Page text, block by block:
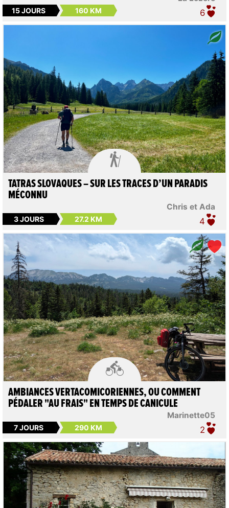
15 JOURS 160 KM 6

Chris et Ada
TATRAS SLOVAQUES – SUR LES TRACES D’UN PARADIS
MÉCONNU
3 JOURS 27.2 KM 4

Marinette05
AMBIANCES VERTACOMICORIENNES, OU COMMENT
PÉDALER "AU FRAIS" EN TEMPS DE CANICULE
7 JOURS 290 KM 2